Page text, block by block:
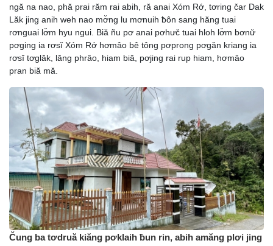
ngă na nao, phă prai răm rai abih, ră anai Xóm Rớ, tơring čar Dak
Lăk jing anih weh nao mơ̆ng lu mơnuih ƀôn sang hăng tuai
rơnguai lơ̆m hyu ngui. Biă ñu pơ anai pơhưč tuai hloh lơ̆m bơnư̆
pơging ia rơsĭ Xóm Rớ hơmâo bê tông pơprong pơgăn kriang ia
rơsĭ tơglăk, lăng phrâo, hiam biă, pơjing rai rup hiam, hơmâo
pran biă mă.
Čung ba tơdruă kiăng pơklaih ƀun rin, abih amăng plơi jing